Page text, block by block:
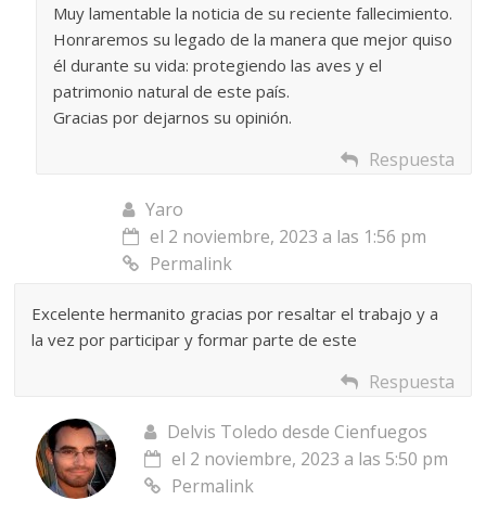
Muy lamentable la noticia de su reciente fallecimiento.
Honraremos su legado de la manera que mejor quiso
él durante su vida: protegiendo las aves y el
patrimonio natural de este país.
Gracias por dejarnos su opinión.
Respuesta
Yaro
el 2 noviembre, 2023 a las 1:56 pm
Permalink
Excelente hermanito gracias por resaltar el trabajo y a
la vez por participar y formar parte de este
Respuesta
Delvis Toledo desde Cienfuegos
el 2 noviembre, 2023 a las 5:50 pm
Permalink